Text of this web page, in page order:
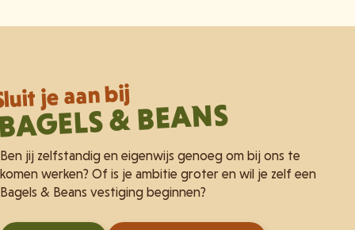
je aan bij
& BEANS
Ben jij zelfstandig en eigenwijs genoeg om bij ons te
komen werken? Of is je ambitie groter en wil je zelf een
Bagels & Beans vestiging beginnen?